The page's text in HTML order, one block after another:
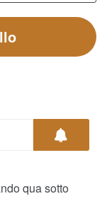
qua sotto